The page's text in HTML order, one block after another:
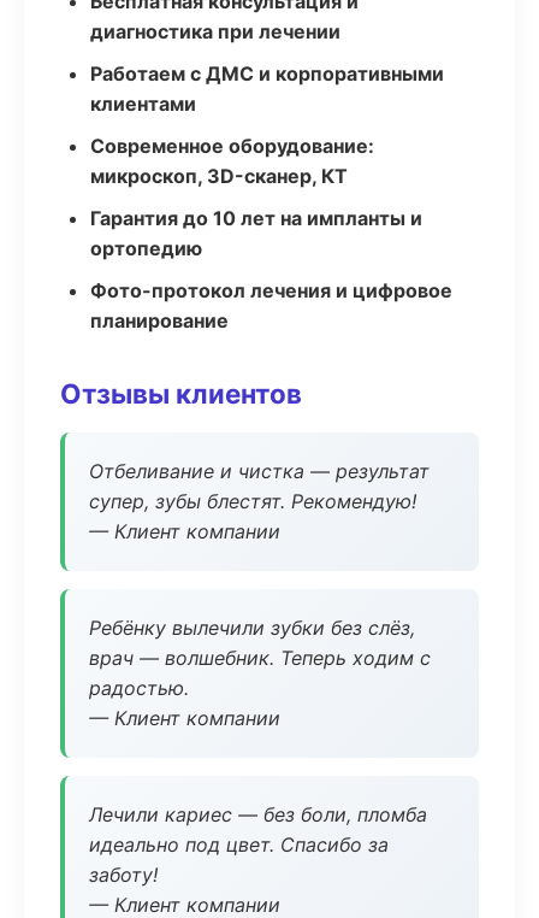
диагностика при лечении
Работаем с ДМС и корпоративными
клиентами
Современное оборудование:
микроскоп, 3D-сканер, КТ
Гарантия до 10 лет на импланты и
ортопедию
Фото-протокол лечения и цифровое
планирование
Отзывы клиентов
Отбеливание и чистка — результат
супер, зубы блестят. Рекомендую!
— Клиент компании
Ребёнку вылечили зубки без слёз,
врач — волшебник. Теперь ходим с
радостью.
— Клиент компании
Лечили кариес — без боли, пломба
идеально под цвет. Спасибо за
заботу!
— Клиент компании